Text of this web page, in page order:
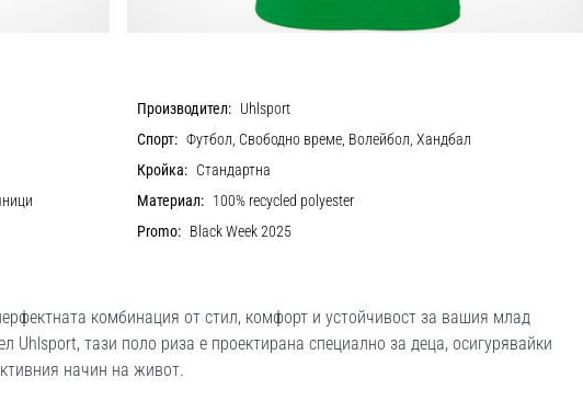
Производител: Uhlsport
Спорт: Футбол, Свободно време, Волейбол, Хандбал
Кройка: Стандартна
Материал: 100% recycled polyester
Promo: Black Week 2025
комбинация от стил, комфорт и устойчивост за вашия млад
Uhlsport, тази поло риза е проектирана специално за деца, осигурявайки
начин на живот.